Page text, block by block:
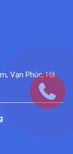
Vạn Phúc, Hà